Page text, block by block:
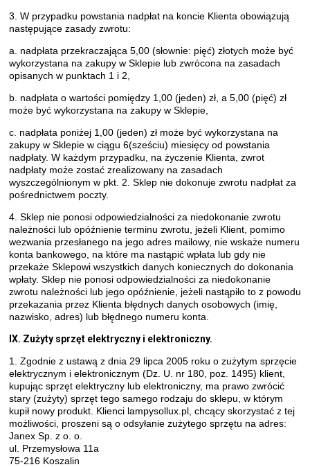
3. W przypadku powstania nadpłat na koncie Klienta obowiązują
następujące zasady zwrotu:
a. nadpłata przekraczająca 5,00 (słownie: pięć) złotych może być
wykorzystana na zakupy w Sklepie lub zwrócona na zasadach
opisanych w punktach 1 i 2,
b. nadpłata o wartości pomiędzy 1,00 (jeden) zł, a 5,00 (pięć) zł
może być wykorzystana na zakupy w Sklepie,
c. nadpłata poniżej 1,00 (jeden) zł może być wykorzystana na
zakupy w Sklepie w ciągu 6(sześciu) miesięcy od powstania
nadpłaty. W każdym przypadku, na życzenie Klienta, zwrot
nadpłaty może zostać zrealizowany na zasadach
wyszczególnionym w pkt. 2. Sklep nie dokonuje zwrotu nadpłat za
pośrednictwem poczty.
4. Sklep nie ponosi odpowiedzialności za niedokonanie zwrotu
należności lub opóźnienie terminu zwrotu, jeżeli Klient, pomimo
wezwania przesłanego na jego adres mailowy, nie wskaże numeru
konta bankowego, na które ma nastąpić wpłata lub gdy nie
przekaże Sklepowi wszystkich danych koniecznych do dokonania
wpłaty. Sklep nie ponosi odpowiedzialności za niedokonanie
zwrotu należności lub jego opóźnienie, jeżeli nastąpiło to z powodu
przekazania przez Klienta błędnych danych osobowych (imię,
nazwisko, adres) lub błędnego numeru konta.
X. Zużyty sprzęt elektryczny i elektroniczny.
1. Zgodnie z ustawą z dnia 29 lipca 2005 roku o zużytym sprzęcie
elektrycznym i elektronicznym (Dz. U. nr 180, poz. 1495) klient,
kupując sprzęt elektryczny lub elektroniczny, ma prawo zwrócić
stary (zużyty) sprzęt tego samego rodzaju do sklepu, w którym
kupił nowy produkt. Klienci lampysollux.pl, chcący skorzystać z tej
możliwości, proszeni są o odsyłanie zużytego sprzętu na adres:
Janex Sp. z o. o.
ul. Przemysłowa 11a
75-216 Koszalin